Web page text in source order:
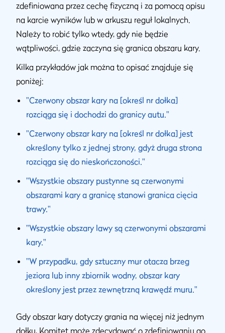
zdefiniowana przez cechę fizyczną i za pomocą opisu
na karcie wyników lub w arkuszu reguł lokalnych.
Należy to robić tylko wtedy, gdy nie będzie
wątpliwości, gdzie zaczyna się granica obszaru kary.
Kilka przykładów jak można to opisać znajduje się
poniżej:
"Czerwony obszar kary na [określ nr dołka]
rozciąga się i dochodzi do granicy autu."
"Czerwony obszar kary na [określ nr dołka] jest
określony tylko z jednej strony, gdyż druga strona
rozciąga się do nieskończoności."
"Wszystkie obszary pustynne są czerwonymi
obszarami kary a granicę stanowi granica cięcia
trawy."
"Wszystkie obszary lawy są czerwonymi obszarami
kary."
"W przypadku, gdy sztuczny mur otacza brzeg
jeziora lub inny zbiornik wodny, obszar kary
określony jest przez zewnętrzną krawędź muru."
Gdy obszar kary dotyczy grania na więcej niż jednym
dołku, Komitet może zdecydować o zdefiniowaniu go